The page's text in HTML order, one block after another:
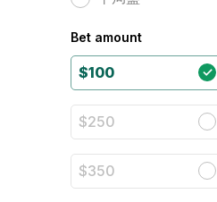
Bet amount
$100
$250
$350